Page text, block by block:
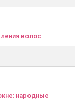
волос
народные